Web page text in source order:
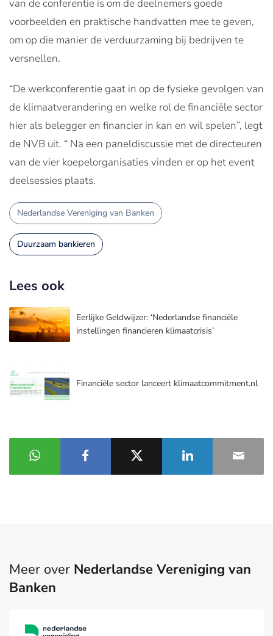
van de conferentie is om de deelnemers goede
voorbeelden en praktische handvatten mee te geven,
om op die manier de verduurzaming bij bedrijven te
versnellen.
“De werkconferentie gaat in op de fysieke gevolgen van
de klimaatverandering en welke rol de financiële sector
hier als belegger en financier in kan en wil spelen”, legt
de NVB uit. “ Na een paneldiscussie met de directeuren
van de vier koepelorganisaties vinden er op het event
deelsessies plaats.
Nederlandse Vereniging van Banken
Duurzaam bankieren
Lees ook
Eerlijke Geldwijzer: ‘Nederlandse financiële
instellingen financieren klimaatcrisis’
Financiële sector lanceert klimaatcommitment.nl
Meer over Nederlandse Vereniging van
Banken